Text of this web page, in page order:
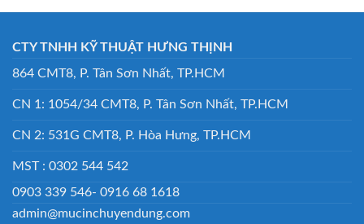
CTY TNHH KỸ THUẬT HƯNG THỊNH
864 CMT8, P. Tân Sơn Nhất, TP.HCM
CN 1: 1054/34 CMT8, P. Tân Sơn Nhất, TP.HCM
CN 2: 531G CMT8, P. Hòa Hưng, TP.HCM
MST : 0302 544 542
0903 339 546- 0916 68 1618
admin@mucinchuyendung.com